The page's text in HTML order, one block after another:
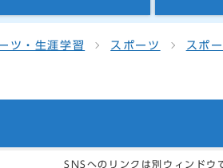
ツ・生涯学習 スポーツ スポ
SNSへのリンクは別ウィンドウ